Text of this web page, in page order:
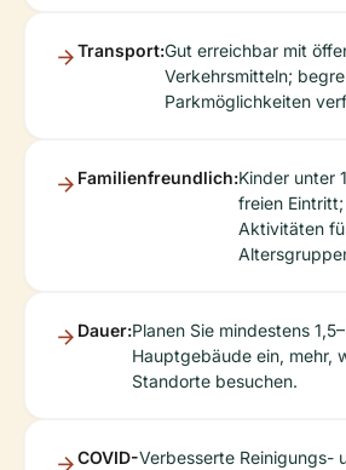
Transport:Gut erreichbar mit
Verkehrsmitteln;
Parkmöglichkeiten
Familienfreundlich:Kinder unter
freien
Aktivitäten
Dauer:Planen Sie mindestens
Hauptgebäude ein, mehr,
Standorte besuchen.
COVID-Verbesserte Reinigungs-